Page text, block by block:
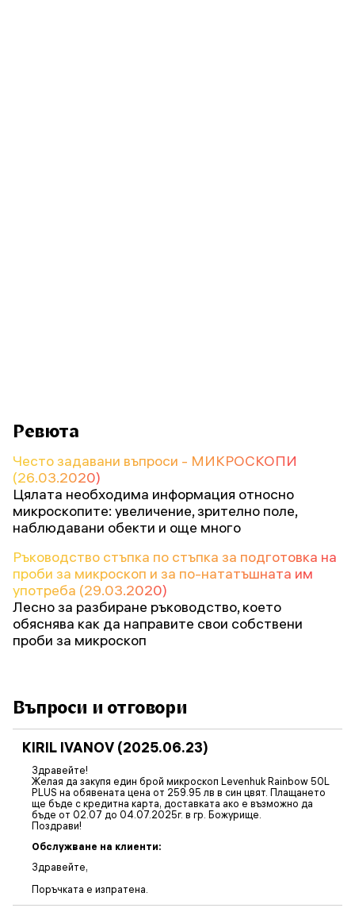
Ревюта
Често задавани въпроси - МИКРОСКОПИ
(26.03.2020)
Цялата необходима информация относно
микроскопите: увеличение, зрително поле,
наблюдавани обекти и още много
Ръководство стъпка по стъпка за подготовка на
проби за микроскоп и за по-нататъшната им
употреба (29.03.2020)
Лесно за разбиране ръководство, което
обяснява как да направите свои собствени
проби за микроскоп
Въпроси и отговори
KIRIL IVANOV (2025.06.23)
Здравейте!
Желая да закупя един брой микроскоп Levenhuk Rainbow 50L
PLUS на обявената цена от 259.95 лв в син цвят. Плащането
ще бъде с кредитна карта, доставката ако е възможно да
бъде от 02.07 до 04.07.2025г. в гр. Божурище.
Поздрави!
Обслужване на клиенти:
Здравейте,
Поръчката е изпратена.